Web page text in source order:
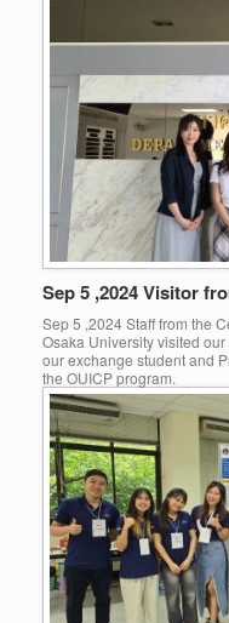
Sep 5 ,2024 Visitor
Sep 5 ,2024 Staff from the
Osaka University visited
our exchange student and
the OUICP program.